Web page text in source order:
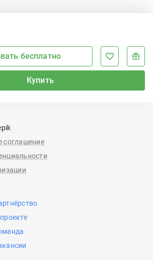
Купить
бесплатно
соглашение